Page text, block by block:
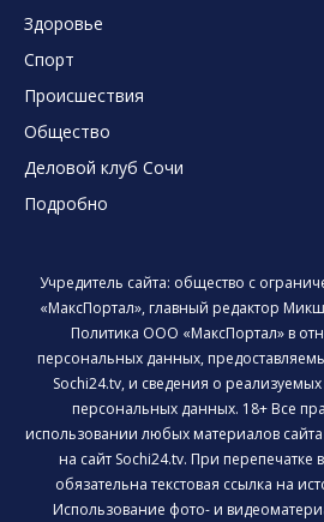
Здоровье
Спорт
Происшествия
Общество
Деловой клуб Сочи
Подробно
Учредитель сайта: общество с
«МаксПортал», главный редактор
Политика ООО «МаксПортал» в
персональных данных,
Sochi24.tv, и сведения о
персональных данных. 18+ Все
использовании любых материалов
на сайт Sochi24.tv. При перепечатке
обязательна текстовая ссылка на
Использование фото- и